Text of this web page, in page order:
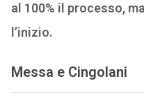
al 100% il processo,
l’inizio.
Messa e Cingolani